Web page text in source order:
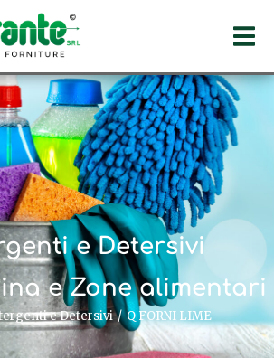
e Detersivi
e Zone alimentari
e Detersivi Q FORNI LIME